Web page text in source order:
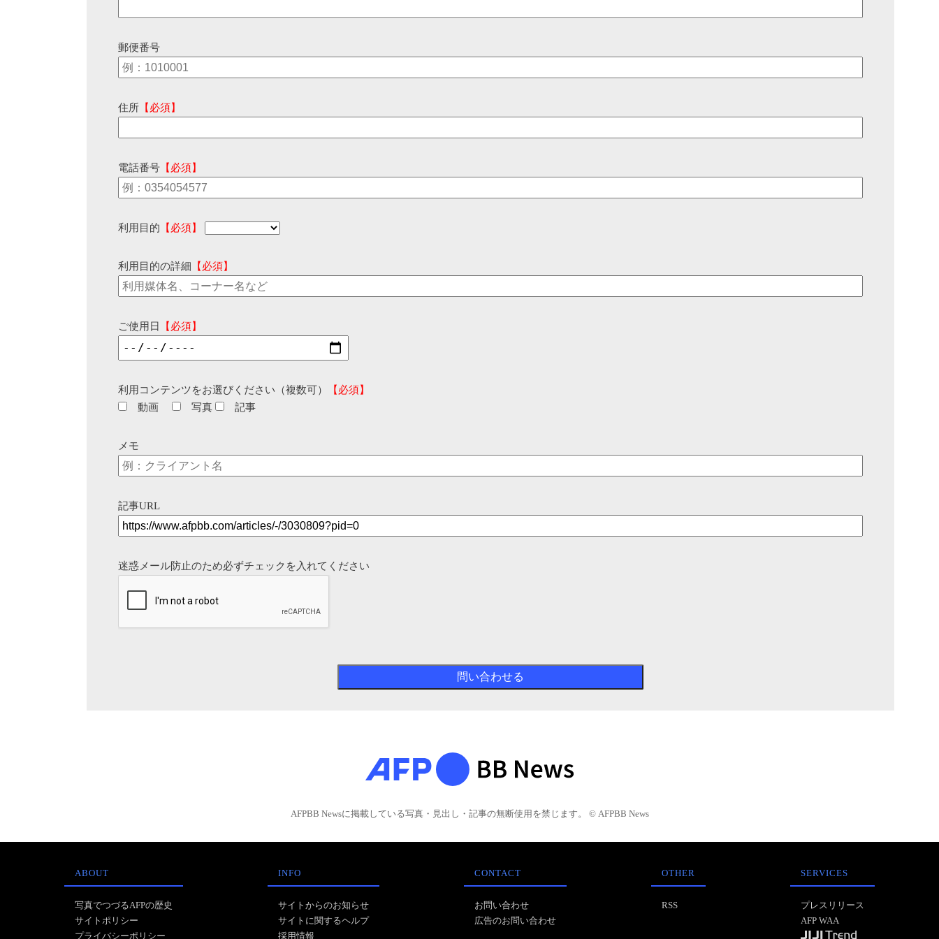
郵便番号
住所 【必須】
電話番号 【必須】
利用目的 【必須】
利用目的の詳細 【必須】
ご使用日 【必須】
利用コンテンツをお選びください（複数可）
【必須】
動画
写真 記事
メモ
記事URL
迷惑メール防止のため必ずチェックを入れてください
AFPBB Newsに掲載している写真・見出し・記事の無断使用を禁じます。 © AFPBB News
ABOUT
写真でつづるAFPの歴史
サイトポリシー
プライバシーポリシー
INFO
サイトからのお知らせ
サイトに関するヘルプ
採用情報
CONTACT
お問い合わせ
広告のお問い合わせ
OTHER
RSS
SERVICES
プレスリリース
AFP WAA